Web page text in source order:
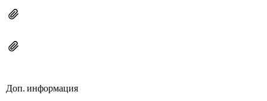
Доп. информация